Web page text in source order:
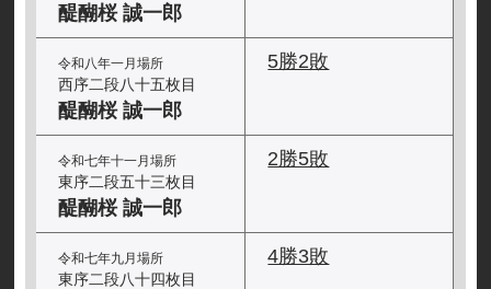
醍醐桜 誠一郎
令和八年一月場所
西序二段八十五枚目
醍醐桜 誠一郎
5勝2敗
令和七年十一月場所
東序二段五十三枚目
醍醐桜 誠一郎
2勝5敗
令和七年九月場所
東序二段八十四枚目
4勝3敗